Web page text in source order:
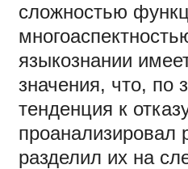
сложностью
языкознании
значения, что, по
тенденция к
проанализировал
разделил их на